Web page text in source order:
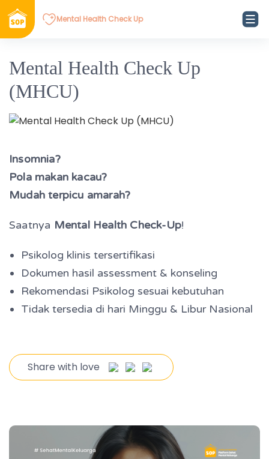
Mental Health Check Up
Mental Health Check Up
(MHCU)
Insomnia?
Pola makan kacau?
Mudah terpicu amarah?
Saatnya Mental Health Check-Up!
Psikolog klinis tersertifikasi
Dokumen hasil assessment & konseling
Rekomendasi Psikolog sesuai kebutuhan
Tidak tersedia di hari Minggu & Libur Nasional
Share with love